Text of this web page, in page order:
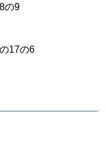
の9
17の6